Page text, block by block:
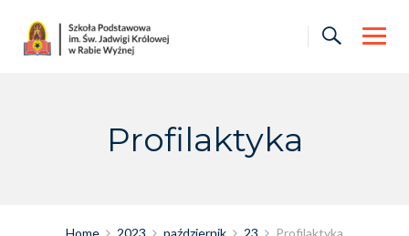
content
Profilaktyka
Home 2023 październik 23 Profilaktyka